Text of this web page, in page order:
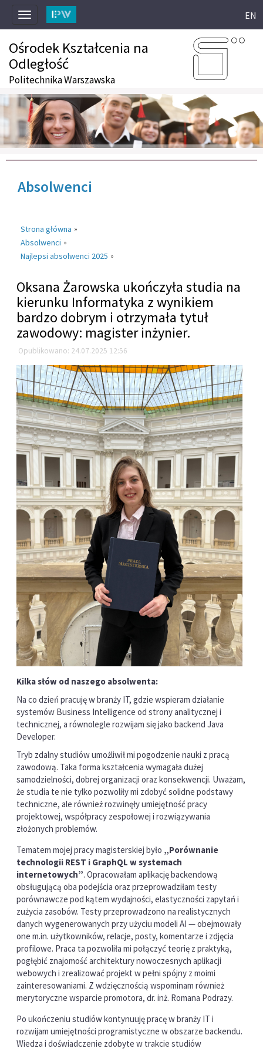
Toggle
navigation
EN
Ośrodek Kształcenia na
Odległość
Politechnika Warszawska
Absolwenci
Strona główna »
Absolwenci »
Najlepsi absolwenci 2025 »
Oksana Żarowska ukończyła studia na
kierunku Informatyka z wynikiem
bardzo dobrym i otrzymała tytuł
zawodowy: magister inżynier.
Opublikowano: 24.07.2025 12:56
Kilka słów od naszego absolwenta:
Na co dzień pracuję w branży IT, gdzie wspieram działanie
systemów Business Intelligence od strony analitycznej i
technicznej, a równolegle rozwijam się jako backend Java
Developer.
Tryb zdalny studiów umożliwił mi pogodzenie nauki z pracą
zawodową. Taka forma kształcenia wymagała dużej
samodzielności, dobrej organizacji oraz konsekwencji. Uważam,
że studia te nie tylko pozwoliły mi zdobyć solidne podstawy
techniczne, ale również rozwinęły umiejętność pracy
projektowej, współpracy zespołowej i rozwiązywania
złożonych problemów.
Tematem mojej pracy magisterskiej było „Porównanie
technologii REST i GraphQL w systemach
internetowych”. Opracowałam aplikację backendową
obsługującą oba podejścia oraz przeprowadziłam testy
porównawcze pod kątem wydajności, elastyczności zapytań i
zużycia zasobów. Testy przeprowadzono na realistycznych
danych wygenerowanych przy użyciu modeli AI — obejmowały
one m.in. użytkowników, relacje, posty, komentarze i zdjęcia
profilowe. Praca ta pozwoliła mi połączyć teorię z praktyką,
pogłębić znajomość architektury nowoczesnych aplikacji
webowych i zrealizować projekt w pełni spójny z moimi
zainteresowaniami. Z wdzięcznością wspominam również
merytoryczne wsparcie promotora, dr. inż. Romana Podrazy.
Po ukończeniu studiów kontynuuję pracę w branży IT i
rozwijam umiejętności programistyczne w obszarze backendu.
Wiedza i doświadczenie zdobyte w trakcie studiów